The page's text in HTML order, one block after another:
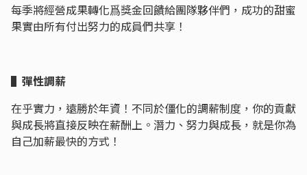
每季將經營成果轉化爲獎金回饋給團隊夥伴們，成功的甜蜜
果實由所有付出努力的成員們共享！
▌彈性調薪
在乎實力，遠勝於年資！不同於僵化的調薪制度，你的貢獻
與成長將直接反映在薪酬上。潛力、努力與成長，就是你為
自己加薪最快的方式！